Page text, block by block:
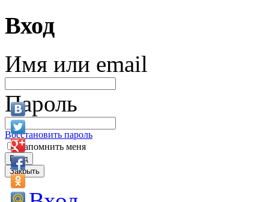
Вход
Имя или email
Пароль
Восстановить пароль
Запомнить меня
Вход
Закрыть